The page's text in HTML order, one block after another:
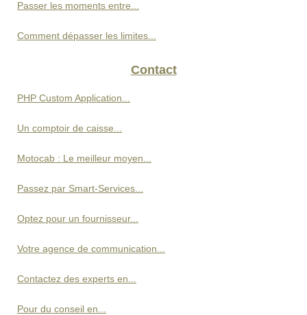
Passer les moments entre...
Comment dépasser les limites...
Contact
PHP Custom Application...
Un comptoir de caisse...
Motocab : Le meilleur moyen...
Passez par Smart-Services...
Optez pour un fournisseur...
Votre agence de communication...
Contactez des experts en...
Pour du conseil en...